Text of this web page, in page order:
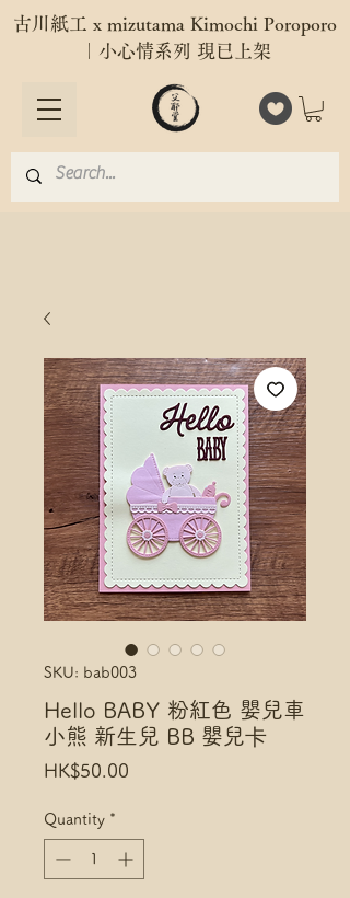
古川紙工 x mizutama Kimochi Poroporo
｜小心情系列 現已上架
SKU: bab003
Hello BABY 粉紅色 嬰兒車
小熊 新生兒 BB 嬰兒卡
HK$50.00
Quantity *